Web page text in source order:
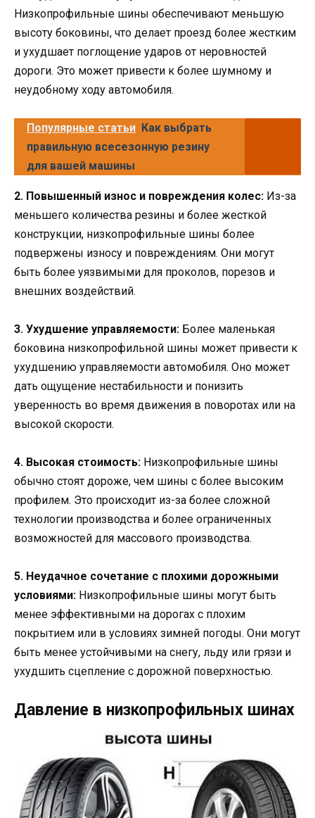
Низкопрофильные шины обеспечивают меньшую
высоту боковины, что делает проезд более жестким
и ухудшает поглощение ударов от неровностей
дороги. Это может привести к более шумному и
неудобному ходу автомобиля.
Популярные статьи Как выбрать
правильную всесезонную резину
для вашей машины
2. Повышенный износ и повреждения колес: Из-за
меньшего количества резины и более жесткой
конструкции, низкопрофильные шины более
подвержены износу и повреждениям. Они могут
быть более уязвимыми для проколов, порезов и
внешних воздействий.
3. Ухудшение управляемости: Более маленькая
боковина низкопрофильной шины может привести к
ухудшению управляемости автомобиля. Оно может
дать ощущение нестабильности и понизить
уверенность во время движения в поворотах или на
высокой скорости.
4. Высокая стоимость: Низкопрофильные шины
обычно стоят дороже, чем шины с более высоким
профилем. Это происходит из-за более сложной
технологии производства и более ограниченных
возможностей для массового производства.
5. Неудачное сочетание с плохими дорожными
условиями: Низкопрофильные шины могут быть
менее эффективными на дорогах с плохим
покрытием или в условиях зимней погоды. Они могут
быть менее устойчивыми на снегу, льду или грязи и
ухудшить сцепление с дорожной поверхностью.
Давление в низкопрофильных шинах